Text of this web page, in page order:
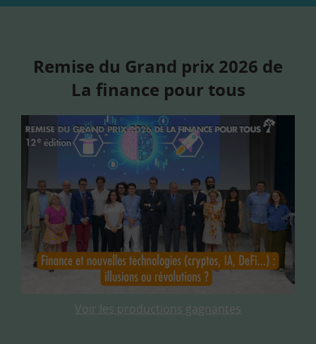
Remise du Grand prix 2026 de
La finance pour tous
Voir les productions gagnantes